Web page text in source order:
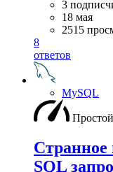
3
18 мая
2515
8
ответов
MySQL
Простой
Странное
SQL